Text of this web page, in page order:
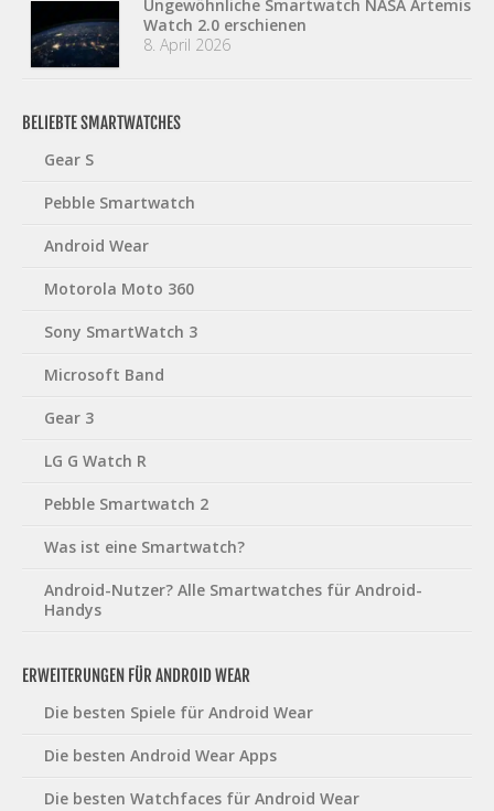
Ungewöhnliche Smartwatch NASA Artemis
Watch 2.0 erschienen
8. April 2026
BELIEBTE SMARTWATCHES
Gear S
Pebble Smartwatch
Android Wear
Motorola Moto 360
Sony SmartWatch 3
Microsoft Band
Gear 3
LG G Watch R
Pebble Smartwatch 2
Was ist eine Smartwatch?
Android-Nutzer? Alle Smartwatches für Android-
Handys
ERWEITERUNGEN FÜR ANDROID WEAR
Die besten Spiele für Android Wear
Die besten Android Wear Apps
Die besten Watchfaces für Android Wear